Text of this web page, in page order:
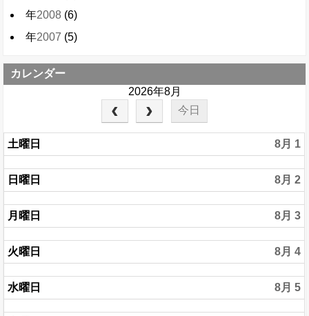
年2008 (6)
年2007 (5)
カレンダー
2026年8月
今日
土曜日 8月 1
日曜日 8月 2
月曜日 8月 3
火曜日 8月 4
水曜日 8月 5